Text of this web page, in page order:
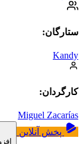
ستارگان:
Kandy
کارگردان:
Miguel Zacarías
پخش آنلاین